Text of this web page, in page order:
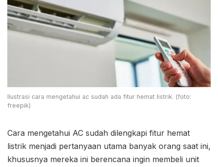
Ilustrasi cara mengetahui ac sudah ada fitur hemat listrik. (foto:
freepik)
Cara mengetahui AC sudah dilengkapi fitur hemat
listrik menjadi pertanyaan utama banyak orang saat ini,
khususnya mereka ini berencana ingin membeli unit